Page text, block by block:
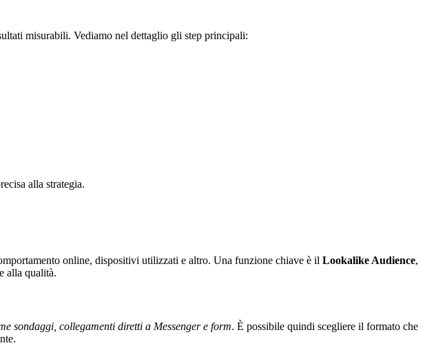
misurabili. Vediamo nel dettaglio gli step principali:
alla strategia.
online, dispositivi utilizzati e altro. Una funzione chiave è il Lookalike Audience,
alla qualità.
sondaggi, collegamenti diretti a Messenger e form. È possibile quindi scegliere il formato che